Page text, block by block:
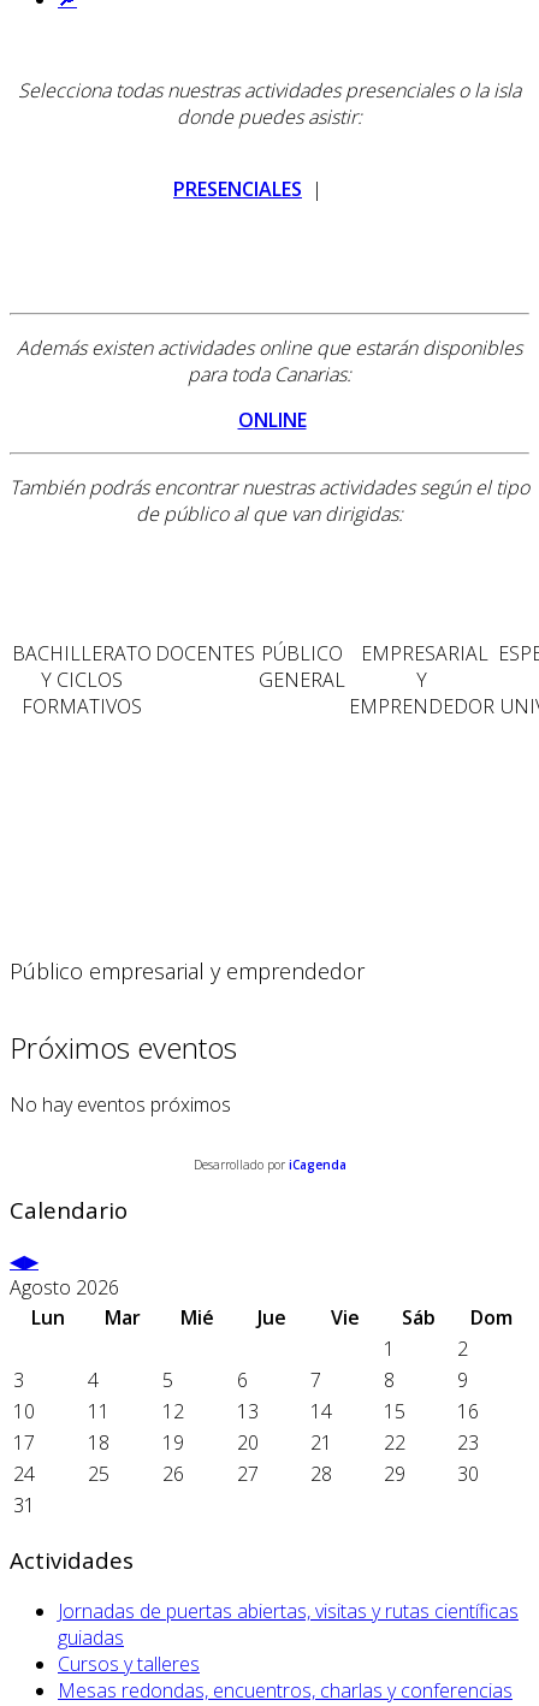
Selecciona todas nuestras actividades presenciales o la isla
donde puedes asistir:
PRESENCIALES |
Además existen actividades online que estarán disponibles
para toda Canarias:
ONLINE
También podrás encontrar nuestras actividades según el tipo
de público al que van dirigidas:
BACHILLERATO
Y CICLOS
FORMATIVOS
DOCENTES PÚBLICO
GENERAL
EMPRESARIAL
Y
EMPRENDEDOR
Público empresarial y emprendedor
Próximos eventos
No hay eventos próximos
Desarrollado por iCagenda
Calendario
Agosto 2026
Lun
Mar Mié Jue Vie Sáb
Dom
1
2
3
4 5 6 7 8
9
10
11 12 13 14 15
16
17
18 19 20 21 22
23
24
25 26 27 28 29
30
31
Actividades
Jornadas de puertas abiertas, visitas y rutas científicas
guiadas
Cursos y talleres
Mesas redondas, encuentros, charlas y conferencias